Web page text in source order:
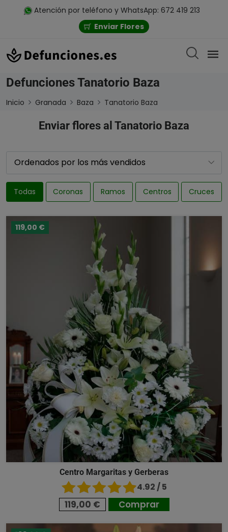
Atención por teléfono y WhatsApp: 672 419 213
Enviar Flores
Defunciones Tanatorio Baza
Inicio Granada Baza Tanatorio Baza
Enviar flores al Tanatorio Baza
Todas Coronas Ramos Centros Cruces
119,00 €
Centro Margaritas y Gerberas
4.92 / 5
119,00 € Comprar